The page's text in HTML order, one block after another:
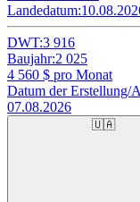
Landedatum:
DWT:3 916
Baujahr:2 025
4 560 $ pro Monat
Datum der Erstellung/
07.08.2026
🇺🇦